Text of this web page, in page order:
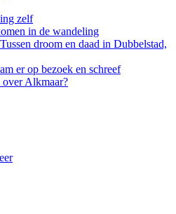
zelf
in de wandeling
droom en daad in Dubbelstad,
er op bezoek en schreef
over Alkmaar?